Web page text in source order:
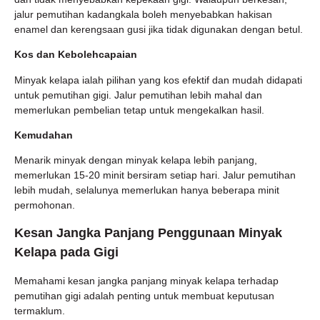
jalur pemutihan kadangkala boleh menyebabkan hakisan
enamel dan kerengsaan gusi jika tidak digunakan dengan betul.
Kos dan Kebolehcapaian
Minyak kelapa ialah pilihan yang kos efektif dan mudah didapati
untuk pemutihan gigi. Jalur pemutihan lebih mahal dan
memerlukan pembelian tetap untuk mengekalkan hasil.
Kemudahan
Menarik minyak dengan minyak kelapa lebih panjang,
memerlukan 15-20 minit bersiram setiap hari. Jalur pemutihan
lebih mudah, selalunya memerlukan hanya beberapa minit
permohonan.
Kesan Jangka Panjang Penggunaan Minyak
Kelapa pada Gigi
Memahami kesan jangka panjang minyak kelapa terhadap
pemutihan gigi adalah penting untuk membuat keputusan
termaklum.